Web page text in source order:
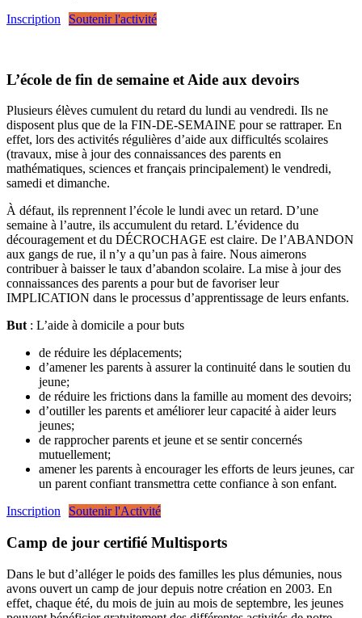
Inscription
Soutenir l'activité
L’école de fin de semaine et Aide aux devoirs
Plusieurs élèves cumulent du retard du lundi au vendredi. Ils ne
disposent plus que de la FIN-DE-SEMAINE pour se rattraper. En
effet, lors des activités régulières d’aide aux difficultés scolaires
(travaux, mise à jour des connaissances des parents en
mathématiques, sciences et français principalement) le vendredi,
samedi et dimanche.
À défaut, ils reprennent l’école le lundi avec un retard. D’une
semaine à l’autre, ils accumulent du retard. L’évidence du
découragement et du DÉCROCHAGE est claire. De l’ABANDON
aux gangs de rue, il n’y a qu’un pas à faire. Nous aimerons
contribuer à baisser le taux d’abandon scolaire. La mise à jour des
connaissances des parents a pour but de favoriser leur
IMPLICATION dans le processus d’apprentissage de leurs enfants.
But: L’aide à domicile a pour buts
de réduire les déplacements;
d’amener les parents à assurer la continuité dans le soutien du
jeune;
de réduire les frictions dans la famille au moment des devoirs;
d’outiller les parents et améliorer leur capacité à aider leurs
jeunes;
de rapprocher parents et jeune et se sentir concernés
mutuellement;
amener les parents à encourager les efforts de leurs jeunes, car
un parent confiant transmettra cette confiance à son enfant.
Inscription
Soutenir l'Activité
Camp de jour certifié Multisports
Dans le but d’alléger le poids des familles les plus démunies, nous
avons ouvert un camp de jour depuis notre création en 2003. En
effet, chaque été, du mois de juin au mois de septembre, les jeunes